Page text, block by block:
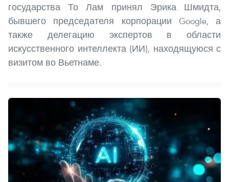
государства То Лам принял Эрика Шмидта,
бывшего председателя корпорации Google, а
также делегацию экспертов в области
искусственного интеллекта (ИИ), находящуюся с
визитом во Вьетнаме.